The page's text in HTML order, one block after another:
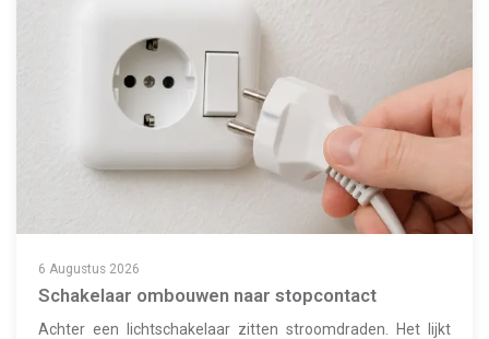
6 Augustus 2026
Schakelaar ombouwen naar stopcontact
Achter een lichtschakelaar zitten stroomdraden. Het lijkt